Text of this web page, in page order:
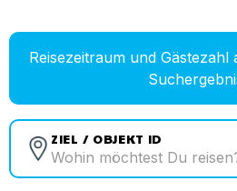
Reisezeitraum und
ZIEL / OBJEKT ID